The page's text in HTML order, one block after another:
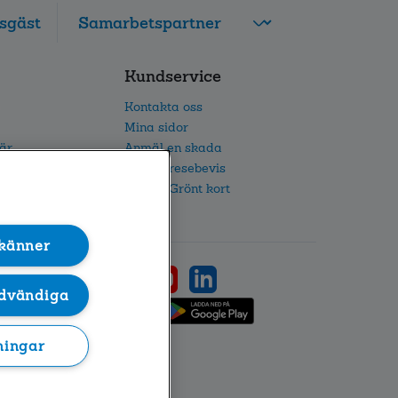
Tjänstepension
grupp
Leverantörswebb
Kundservice
Kontakta oss
Mina sidor
Anmäl en skada
Beställ resebevis
Beställ Grönt kort